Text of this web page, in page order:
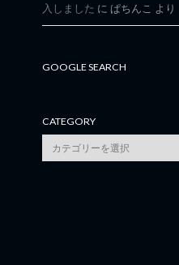
入しました に ぱちんこ より
GOOGLE SEARCH
CATEGORY
category